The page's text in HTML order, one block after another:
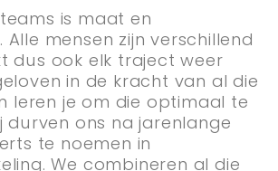
is maat en
Alle mensen zijn verschillend
dus ook elk traject weer
in de kracht van al die
leren je om die optimaal te
durven ons na jarenlange
te noemen in
We combineren al die